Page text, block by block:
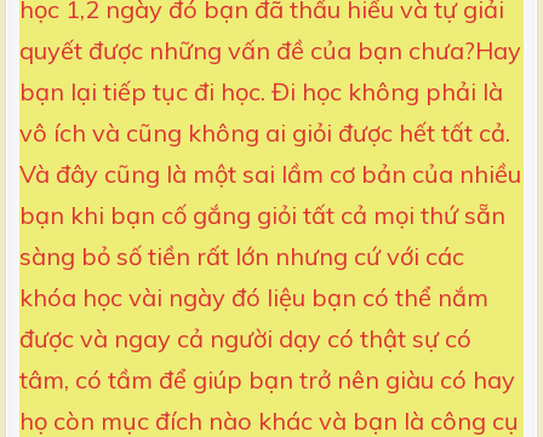
học 1,2 ngày đó bạn đã thấu hiểu và tự giải
quyết được những vấn đề của bạn chưa?Hay
bạn lại tiếp tục đi học. Đi học không phải là
vô ích và cũng không ai giỏi được hết tất cả.
Và đây cũng là một sai lầm cơ bản của nhiều
bạn khi bạn cố gắng giỏi tất cả mọi thứ sẵn
sàng bỏ số tiền rất lớn nhưng cứ với các
khóa học vài ngày đó liệu bạn có thể nắm
được và ngay cả người dạy có thật sự có
tâm, có tầm để giúp bạn trở nên giàu có hay
họ còn mục đích nào khác và bạn là công cụ